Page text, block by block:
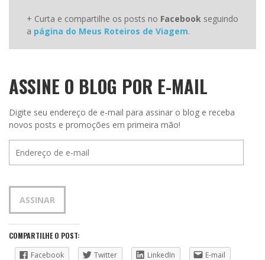
+ Curta e compartilhe os posts no Facebook seguindo
a página do Meus Roteiros de Viagem.
ASSINE O BLOG POR E-MAIL
Digite seu endereço de e-mail para assinar o blog e receba
novos posts e promoções em primeira mão!
de
ASSINAR
COMPARTILHE O POST:
Facebook
Twitter LinkedIn E-mail